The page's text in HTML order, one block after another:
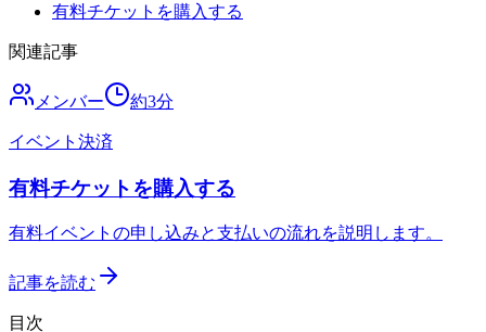
有料チケットを購入する
関連記事
メンバー 約3分
イベント決済
有料チケットを購入する
有料イベントの申し込みと支払いの流れを説明します。
記事を読む
目次